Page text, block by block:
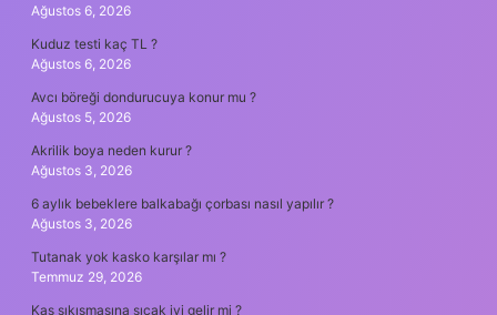
Ağustos 6, 2026
Kuduz testi kaç TL ?
Ağustos 6, 2026
Avcı böreği dondurucuya konur mu ?
Ağustos 5, 2026
Akrilik boya neden kurur ?
Ağustos 3, 2026
6 aylık bebeklere balkabağı çorbası nasıl yapılır ?
Ağustos 3, 2026
Tutanak yok kasko karşılar mı ?
Temmuz 29, 2026
Kas sıkışmasına sıcak iyi gelir mi ?